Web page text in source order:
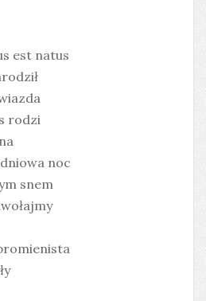
est natus
rodzi
noc
snem